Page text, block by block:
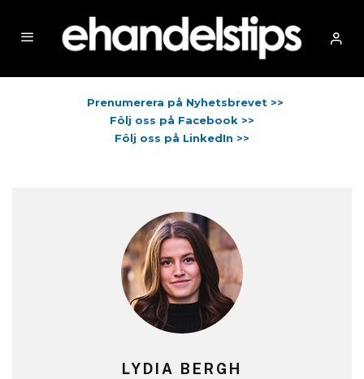
Prenumerera på Nyhetsbrevet >>
Följ oss på Facebook >>
Följ oss på LinkedIn >>
LYDIA BERGH